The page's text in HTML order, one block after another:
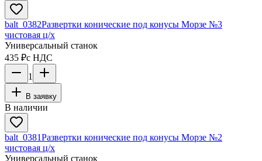
balt_0382Развертки конические под конусы Морзе №3
чистовая ц/х
Универсальный станок
435 ₽с НДС
1
В заявку
В наличии
balt_0381Развертки конические под конусы Морзе №2
чистовая ц/х
Универсальный станок